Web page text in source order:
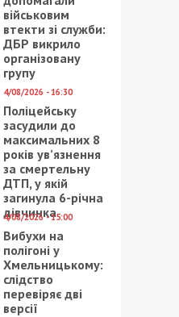
військовим
втекти зі служби:
ДБР викрило
організовану
групу
4/08/2026 - 16:30
Поліцейську
засудили до
максимальних 8
років ув’язнення
за смертельну
ДТП, у якій
загинула 6-річна
дівчинка
4/08/2026 - 15:00
Вибухи на
полігоні у
Хмельницькому:
слідство
перевіряє дві
версії